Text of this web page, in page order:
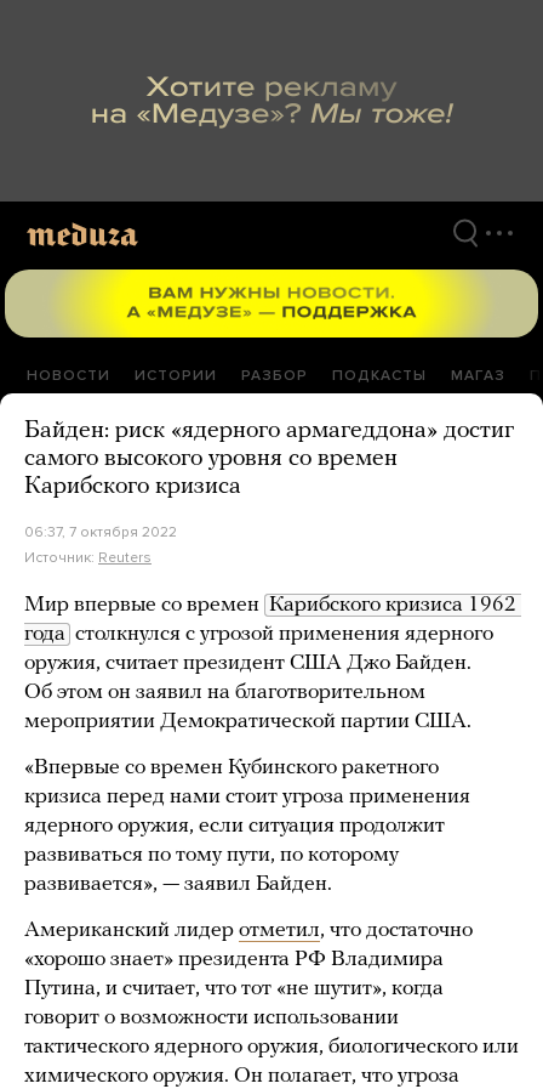
НОВОСТИ ИСТОРИИ РАЗБОР ПОДКАСТЫ МАГАЗ
Байден: риск «ядерного армагеддона» достиг
самого высокого уровня со времен
Карибского кризиса
06:37, 7 октября 2022
Источник: Reuters
Мир впервые со времен Карибского кризиса 1962
года столкнулся с угрозой применения ядерного
оружия, считает президент США Джо Байден.
Об этом он заявил на благотворительном
мероприятии Демократической партии США.
«Впервые со времен Кубинского ракетного
кризиса перед нами стоит угроза применения
ядерного оружия, если ситуация продолжит
развиваться по тому пути, по которому
развивается», — заявил Байден.
Американский лидер отметил, что достаточно
«хорошо знает» президента РФ Владимира
Путина, и считает, что тот «не шутит», когда
говорит о возможности использовании
тактического ядерного оружия, биологического или
химического оружия. Он полагает, что угроза